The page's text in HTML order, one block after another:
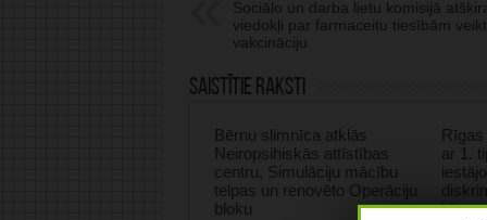
Sociālo un darba lietu komisijā
viedokļi par farmaceitu tiesībām veikt
vakcināciju
Saistītie raksti
Bērnu slimnīca atklās
Neiropsihiskās attīstības
centru, Simulāciju mācību
telpas un renovēto Operāciju
bloku
ar 1.